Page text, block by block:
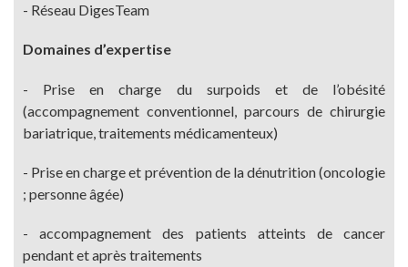
- Réseau DigesTeam
Domaines d’expertise
- Prise en charge du surpoids et de l’obésité
(accompagnement conventionnel, parcours de chirurgie
bariatrique, traitements médicamenteux)
- Prise en charge et prévention de la dénutrition (oncologie
; personne âgée)
- accompagnement des patients atteints de cancer
pendant et après traitements